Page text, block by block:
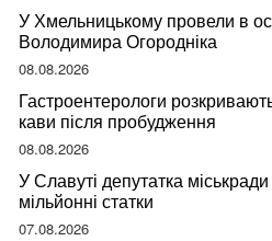
У Хмельницькому провели в
Володимира Огородніка
08.08.2026
Гастроентерологи
кави після пробудження
08.08.2026
У Славуті депутатка
мільйонні статки
07.08.2026